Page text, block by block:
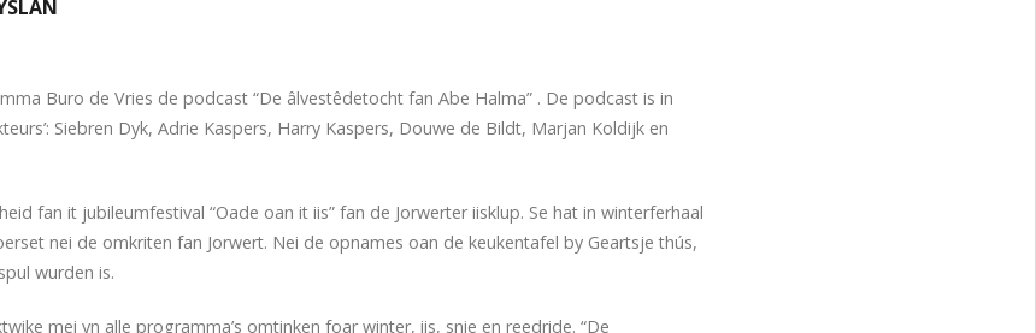
Buro de Vries de podcast “De âlvestêdetocht fan Abe Halma” . De podcast is in
Siebren Dyk, Adrie Kaspers, Harry Kaspers, Douwe de Bildt, Marjan Koldijk en
fan it jubileumfestival “Oade oan it iis” fan de Jorwerter iisklup. Se hat in winterferhaal
nei de omkriten fan Jorwert. Nei de opnames oan de keukentafel by Geartsje thús,
wurden is.
mei yn alle programma’s omtinken foar winter, iis, snie en reedride. “De